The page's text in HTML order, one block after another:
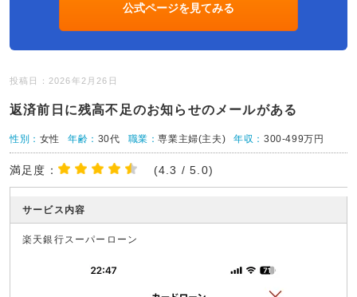
公式ページを見てみる
投稿日：2026年2月26日
返済前日に残高不足のお知らせのメールがある
性別： 女性 年齢： 30代 職業：専業主婦(主夫) 年収：300-499万円
満足度： (4.3 / 5.0)
サービス内容
楽天銀行スーパーローン